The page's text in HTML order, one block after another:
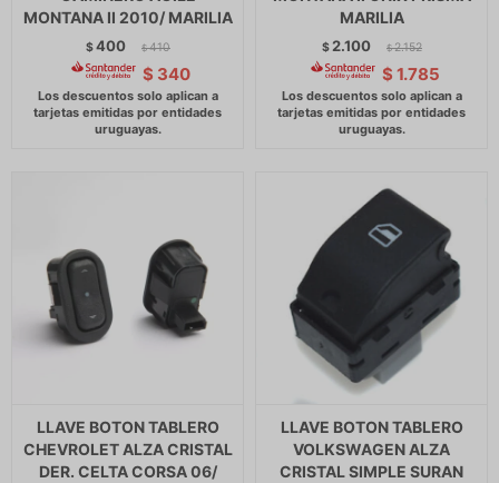
MONTANA II 2010/ MARILIA
$400 $ 410
$ 340
MARILIA
$ 2.100 $ 2.152
$ 1.785
LLAVE BOTON TABLERO
CHEVROLET ALZA CRISTAL
DER. CELTA CORSA 06/
LLAVE BOTON TABLERO
VOLKSWAGEN ALZA
CRISTAL SIMPLE SURAN